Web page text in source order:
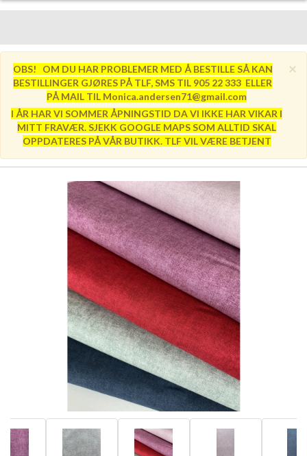
×
OBS! OM DU HAR PROBLEMER MED Å BESTILLE SÅ KAN
BESTILLINGER GJØRES PÅ TLF, SMS TIL 905 22 333 ELLER
PÅ MAIL TIL Monica.andersen71@gmail.com
I ÅR HAR VI SOMMER ÅPNINGSTID DA VI IKKE HAR VIKAR I
MITT FRAVÆR. SJEKK GOOGLE MAPS SOM ALLTID SKAL
OPPDATERES PÅ VÅR BUTIKK. TLF VIL VÆRE BETJENT